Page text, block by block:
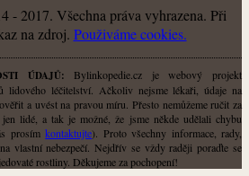
- 2017. Všechna práva vyhrazena. Při
na zdroj. Použiváme cookies.
ÚDAJŮ: Bylinkopedie.cz je webový projekt
lidového léčitelství. Ačkoliv nejsme lékaři, údaje na
a uvést na pravou míru. Přesto nemůžeme ručit za
lidé, a tak je možné, že jsme někde udělali chybu
prosímkontaktujte). Proto všechny informace, rady,
vlastní nebezpečí. Nejdřív se vždy raději poraďte se
rostliny. Děkujeme za pochopení!